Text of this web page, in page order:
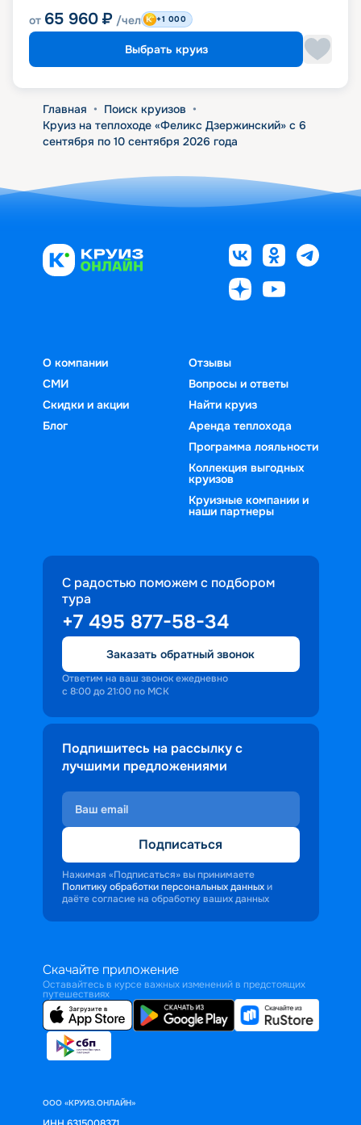
от 65 960 ₽ /чел +1 000
Выбрать круиз
Главная • Поиск круизов •
Круиз на теплоходе «Феликс Дзержинский» с 6
сентября по 10 сентября 2026 года
О компании
СМИ
Скидки и акции
Блог
Отзывы
Вопросы и ответы
Найти круиз
Аренда теплохода
Программа лояльности
Коллекция выгодных
круизов
Круизные компании и
наши партнеры
С радостью поможем с подбором
тура
+7 495 877-58-34
Заказать обратный звонок
Ответим на ваш звонок ежедневно
с 8:00 до 21:00 по МСК
Подпишитесь на рассылку с
лучшими предложениями
Подписаться
Нажимая «Подписаться» вы принимаете
Политику обработки персональных данных и
даёте согласие на обработку ваших данных
Скачайте приложение
Оставайтесь в курсе важных изменений в предстоящих
путешествиях
ООО «КРУИЗ.ОНЛАЙН»